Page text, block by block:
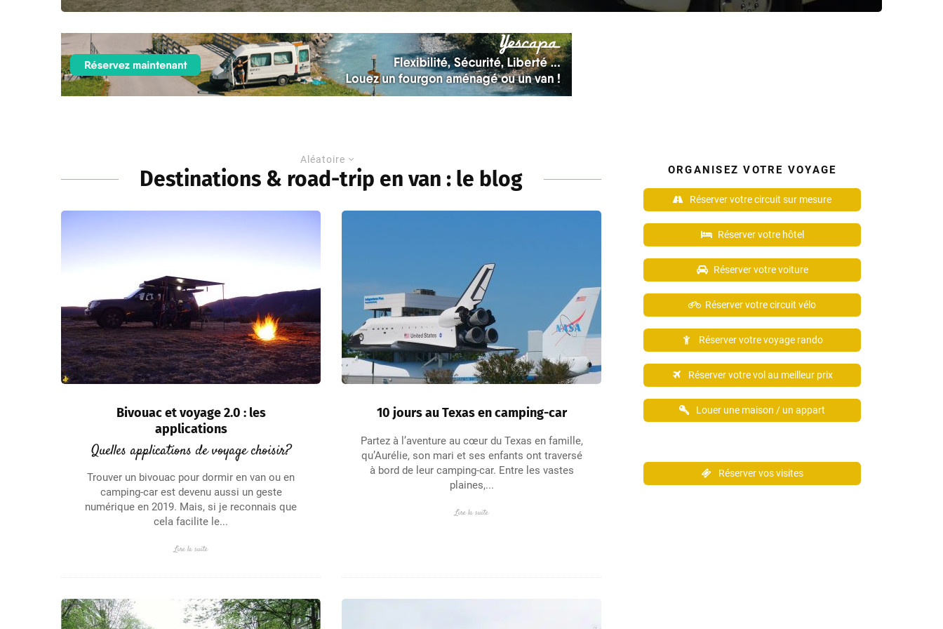
Aléatoire
Destinations & road-trip en van : le blog
Bivouac et voyage 2.0 : les
applications
Quelles applications de voyage choisir?
Trouver un bivouac pour dormir en van ou en
camping-car est devenu aussi un geste
numérique en 2019. Mais, si je reconnais que
cela facilite le...
Lire la suite
10 jours au Texas en camping-car
Partez à l’aventure au cœur du Texas en famille,
qu’Aurélie, son mari et ses enfants ont traversé
à bord de leur camping-car. Entre les vastes
plaines,...
Lire la suite
ORGANISEZ VOTRE VOYAGE
Réserver votre circuit sur mesure
Réserver votre hôtel
Réserver votre voiture
Réserver votre circuit vélo
Réserver votre voyage rando
Réserver votre vol au meilleur prix
Louer une maison / un appart
Réserver vos visites